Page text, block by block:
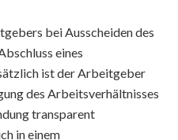
bei Ausscheiden des
eines
ist der Arbeitgeber
des Arbeitsverhältnisses
transparent
in einem